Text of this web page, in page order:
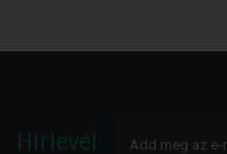
Hírlevél